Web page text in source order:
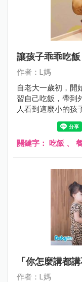
讓孩子乖乖吃
作者：L媽
自老大一歲初，開
習自己吃飯，帶到
人看到這麼小的孩
四年多實戰三個孩
關鍵字： 吃飯 、
「你怎麼講都
作者：L媽